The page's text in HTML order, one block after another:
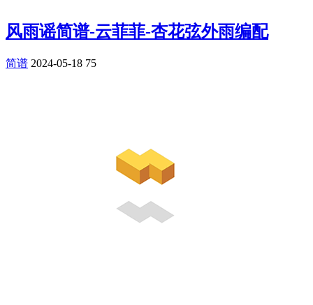
风雨谣简谱-云菲菲-杏花弦外雨编配
简谱 2024-05-18 75